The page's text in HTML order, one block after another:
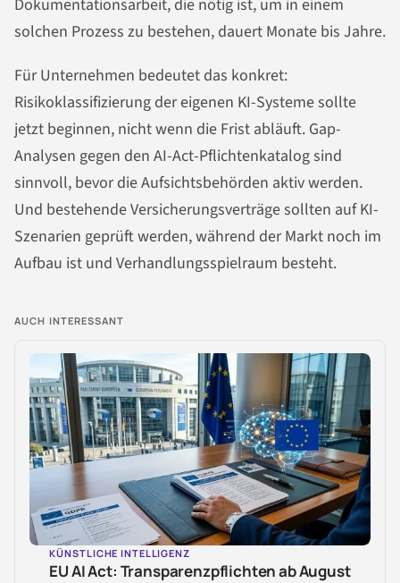
Dokumentationsarbeit, die nötig ist, um in einem
solchen Prozess zu bestehen, dauert Monate bis Jahre.
Für Unternehmen bedeutet das konkret:
Risikoklassifizierung der eigenen KI-Systeme sollte
jetzt beginnen, nicht wenn die Frist abläuft. Gap-
Analysen gegen den AI-Act-Pflichtenkatalog sind
sinnvoll, bevor die Aufsichtsbehörden aktiv werden.
Und bestehende Versicherungsverträge sollten auf KI-
Szenarien geprüft werden, während der Markt noch im
Aufbau ist und Verhandlungsspielraum besteht.
AUCH INTERESSANT
KÜNSTLICHE INTELLIGENZ
EU AI Act: Transparenzpflichten ab August